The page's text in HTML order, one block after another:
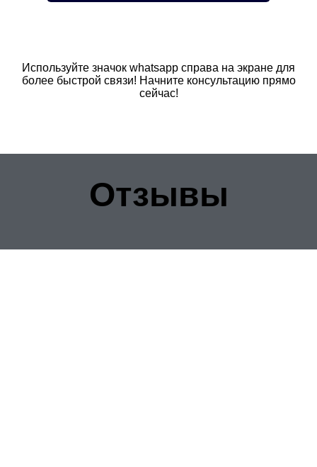
Используйте значок whatsapp справа на экране для
более быстрой связи! Начните консультацию прямо
сейчас!
Отзывы